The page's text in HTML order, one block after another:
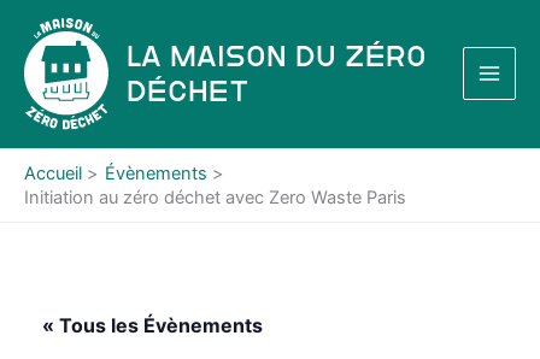
contenu
La Maison du Zéro
Déchet
Accueil
Évènements
Initiation au zéro déchet avec Zero Waste Paris
« Tous les Évènements